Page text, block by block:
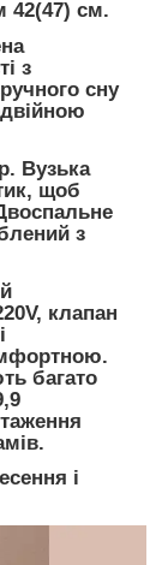
42(47) см.
з
сну
Вузька
щоб
з
клапан
багато
і